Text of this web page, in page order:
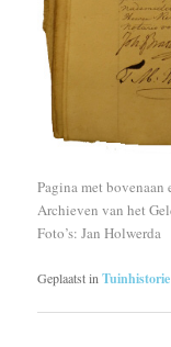
Pagina met
Archieven van het
Foto’s: Jan Holwerda
Geplaatst inTuinhistorie